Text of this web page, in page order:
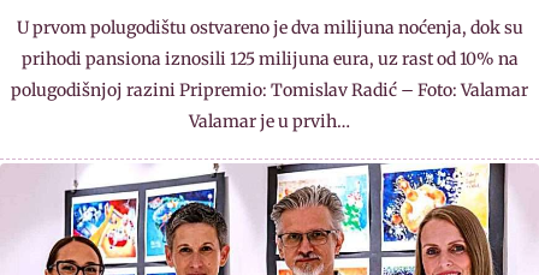
U prvom polugodištu ostvareno je dva milijuna noćenja, dok su
prihodi pansiona iznosili 125 milijuna eura, uz rast od 10% na
polugodišnjoj razini Pripremio: Tomislav Radić – Foto: Valamar
Valamar je u prvih…